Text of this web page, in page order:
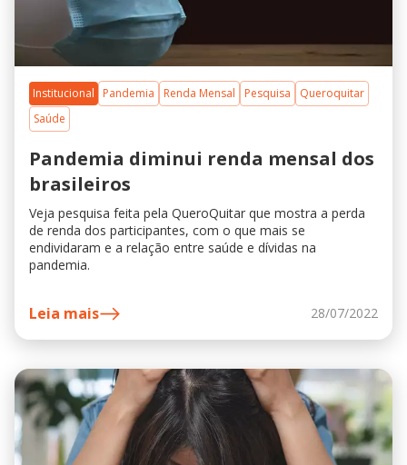
Institucional Pandemia Renda Mensal Pesquisa
Queroquitar
Saúde
Pandemia diminui renda mensal dos
brasileiros
Veja pesquisa feita pela QueroQuitar que mostra a perda
de renda dos participantes, com o que mais se
endividaram e a relação entre saúde e dívidas na
pandemia.
Leia mais 28/07/2022